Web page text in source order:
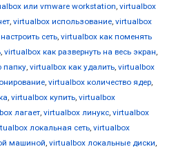
или vmware workstation, virtualbox
, virtualbox использование, virtualbox
сеть, virtualbox как поменять
, virtualbox как развернуть на весь экран,
папку, virtualbox как удалить, virtualbox
, virtualbox количество ядер,
, virtualbox купить, virtualbox
лагает, virtualbox линукс, virtualbox
локальная сеть, virtualbox
машиной, virtualbox локальные диски,